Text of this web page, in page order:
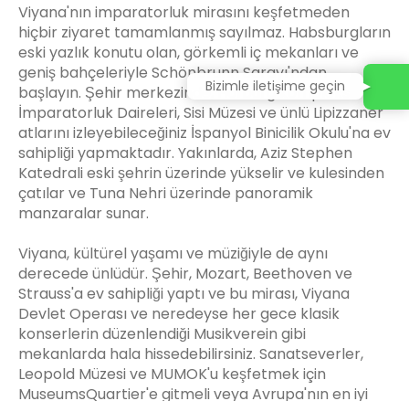
Viyana'nın imparatorluk mirasını keşfetmeden
hiçbir ziyaret tamamlanmış sayılmaz. Habsburgların
eski yazlık konutu olan, görkemli iç mekanları ve
geniş bahçeleriyle Schönbrunn Sarayı'ndan
başlayın. Şehir merkezinde, Hofburg kompleksi
İmparatorluk Daireleri, Sisi Müzesi ve ünlü Lipizzaner
atlarını izleyebileceğiniz İspanyol Binicilik Okulu'na ev
sahipliği yapmaktadır. Yakınlarda, Aziz Stephen
Katedrali eski şehrin üzerinde yükselir ve kulesinden
çatılar ve Tuna Nehri üzerinde panoramik
manzaralar sunar.
Viyana, kültürel yaşamı ve müziğiyle de aynı
derecede ünlüdür. Şehir, Mozart, Beethoven ve
Strauss'a ev sahipliği yaptı ve bu mirası, Viyana
Devlet Operası ve neredeyse her gece klasik
konserlerin düzenlendiği Musikverein gibi
mekanlarda hala hissedebilirsiniz. Sanatseverler,
Leopold Müzesi ve MUMOK'u keşfetmek için
MuseumsQuartier'e gitmeli veya Avrupa'nın en iyi
Bizimle iletişime geçin